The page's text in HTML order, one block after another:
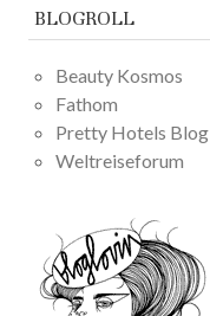
BLOGROLL
Beauty Kosmos
Fathom
Pretty Hotels Blog
Weltreiseforum